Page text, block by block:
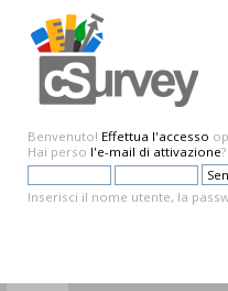
Benvenuto! Effettua l'accesso
Hai perso l'e-mail di attivazione?
Inserisci il nome utente, la